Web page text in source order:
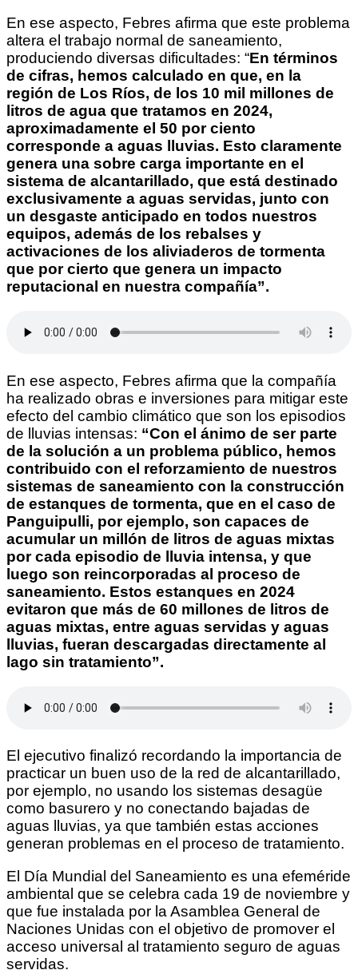
En ese aspecto, Febres afirma que este problema
altera el trabajo normal de saneamiento,
produciendo diversas dificultades: “En términos
de cifras, hemos calculado en que, en la
región de Los Ríos, de los 10 mil millones de
litros de agua que tratamos en 2024,
aproximadamente el 50 por ciento
corresponde a aguas lluvias. Esto claramente
genera una sobre carga importante en el
sistema de alcantarillado, que está destinado
exclusivamente a aguas servidas, junto con
un desgaste anticipado en todos nuestros
equipos, además de los rebalses y
activaciones de los aliviaderos de tormenta
que por cierto que genera un impacto
reputacional en nuestra compañía”.
En ese aspecto, Febres afirma que la compañía
ha realizado obras e inversiones para mitigar este
efecto del cambio climático que son los episodios
de lluvias intensas: “Con el ánimo de ser parte
de la solución a un problema público, hemos
contribuido con el reforzamiento de nuestros
sistemas de saneamiento con la construcción
de estanques de tormenta, que en el caso de
Panguipulli, por ejemplo, son capaces de
acumular un millón de litros de aguas mixtas
por cada episodio de lluvia intensa, y que
luego son reincorporadas al proceso de
saneamiento. Estos estanques en 2024
evitaron que más de 60 millones de litros de
aguas mixtas, entre aguas servidas y aguas
lluvias, fueran descargadas directamente al
lago sin tratamiento”.
El ejecutivo finalizó recordando la importancia de
practicar un buen uso de la red de alcantarillado,
por ejemplo, no usando los sistemas desagüe
como basurero y no conectando bajadas de
aguas lluvias, ya que también estas acciones
generan problemas en el proceso de tratamiento.
El Día Mundial del Saneamiento es una efeméride
ambiental que se celebra cada 19 de noviembre y
que fue instalada por la Asamblea General de
Naciones Unidas con el objetivo de promover el
acceso universal al tratamiento seguro de aguas
servidas.